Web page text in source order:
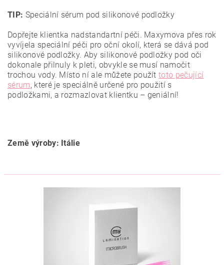
TIP: Speciální sérum pod silikonové podložky
Dopřejte klientka nadstandartní péči. Maxymova přes rok
vyvíjela speciální péči pro oční okolí, která se dává pod
silikonové podložky. Aby silikonové podložky pod oči
dokonale přilnuly k pleti, obvykle se musí namočit
trochou vody. Místo ní ale můžete použíttoto pečující
sérum, které je speciálně určené pro použití s
podložkami, a rozmazlovat klientku – geniální!
Země výroby: Itálie